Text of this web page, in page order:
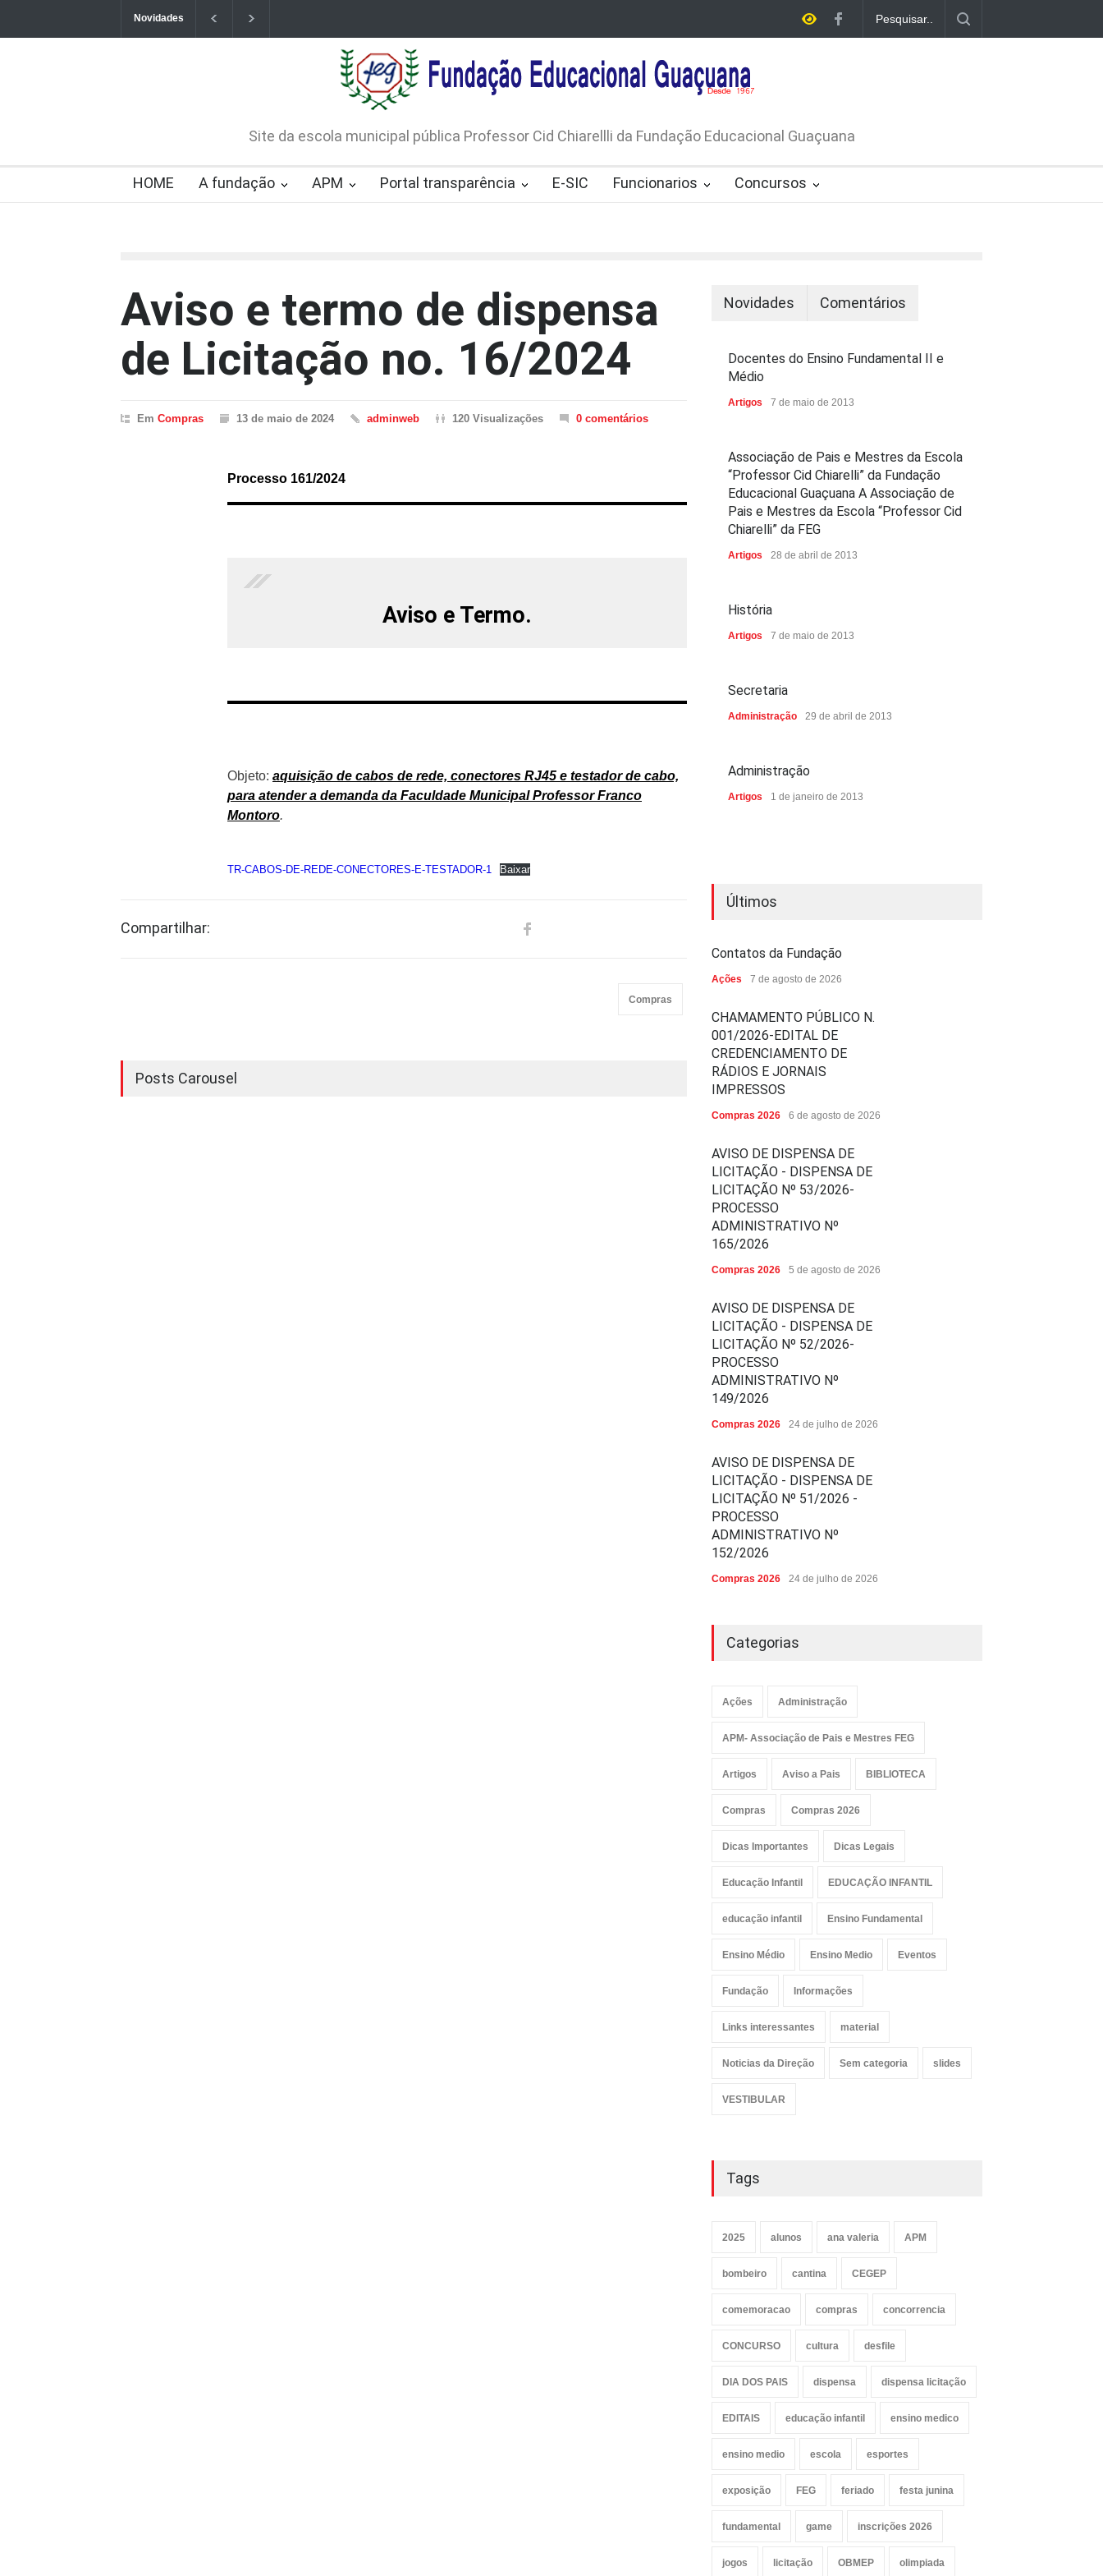
Novidades
CHAMAMENTO PÚBLICO N. 001/2026-EDITAL DE
CREDENCIAMENTO DE RÁDIOS E JORNAIS IMPRESSOS
LICITAÇÃO Nº 53/2026-PROCESSO ADMINISTRATIVO Nº
165/2026
Site da escola municipal pública Professor Cid Chiarellli da Fundação Educacional Guaçuana
HOME A fundação APM Portal transparência E-SIC Funcionarios Concursos
Aviso e termo de dispensa
de Licitação no. 16/2024
Em Compras 13 de maio de 2024 adminweb 120 Visualizações 0 comentários
Processo 161/2024
Aviso e Termo.
Objeto: aquisição de cabos de rede, conectores RJ45 e testador de cabo,
para atender a demanda da Faculdade Municipal Professor Franco
Montoro.
TR-CABOS-DE-REDE-CONECTORES-E-TESTADOR-1 Baixar
Compartilhar:
Compras
Posts Carousel
Novidades Comentários
Docentes do Ensino Fundamental II e
Médio
Artigos 7 de maio de 2013
Associação de Pais e Mestres da Escola
“Professor Cid Chiarelli” da Fundação
Educacional Guaçuana A Associação de
Pais e Mestres da Escola “Professor Cid
Chiarelli” da FEG
Artigos 28 de abril de 2013
História
Artigos 7 de maio de 2013
Secretaria
Administração 29 de abril de 2013
Administração
Artigos 1 de janeiro de 2013
Últimos
Contatos da Fundação
Ações 7 de agosto de 2026
CHAMAMENTO PÚBLICO N.
001/2026-EDITAL DE
CREDENCIAMENTO DE
RÁDIOS E JORNAIS
IMPRESSOS
Compras 2026 6 de agosto de 2026
AVISO DE DISPENSA DE
LICITAÇÃO - DISPENSA DE
LICITAÇÃO Nº 53/2026-
PROCESSO
ADMINISTRATIVO Nº
165/2026
Compras 2026 5 de agosto de 2026
AVISO DE DISPENSA DE
LICITAÇÃO - DISPENSA DE
LICITAÇÃO Nº 52/2026-
PROCESSO
ADMINISTRATIVO Nº
149/2026
Compras 2026 24 de julho de 2026
AVISO DE DISPENSA DE
LICITAÇÃO - DISPENSA DE
LICITAÇÃO Nº 51/2026 -
PROCESSO
ADMINISTRATIVO Nº
152/2026
Compras 2026 24 de julho de 2026
Categorias
Ações Administração
APM- Associação de Pais e Mestres FEG
Artigos Aviso a Pais BIBLIOTECA
Compras Compras 2026
Dicas Importantes Dicas Legais
Educação Infantil EDUCAÇÃO INFANTIL
educação infantil Ensino Fundamental
Ensino Médio Ensino Medio Eventos
Fundação Informações
Links interessantes material
Noticias da Direção Sem categoria slides
VESTIBULAR
Tags
2025 alunos ana valeria APM
bombeiro cantina CEGEP
comemoracao compras concorrencia
CONCURSO cultura desfile
DIA DOS PAIS dispensa dispensa licitação
EDITAIS educação infantil ensino medico
ensino medio escola esportes
exposição FEG feriado festa junina
fundamental game inscrições 2026
jogos licitação OBMEP olimpiada